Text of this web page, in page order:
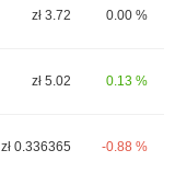
zł 3.72 0.00 %
zł 5.02 0.13 %
zł 0.336365 -0.88 %